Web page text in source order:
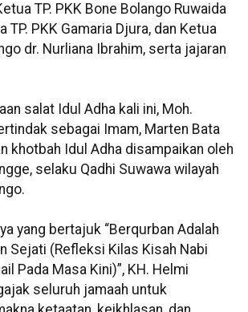
TP. PKK Bone Bolango Ruwaida
TP. PKK Gamaria Djura, dan Ketua
dr. Nurliana Ibrahim, serta jajaran
salat Idul Adha kali ini, Moh.
sebagai Imam, Marten Bata
khotbah Idul Adha disampaikan oleh
selaku Qadhi Suwawa wilayah
yang bertajuk “Berqurban Adalah
Sejati (Refleksi Kilas Kisah Nabi
Pada Masa Kini)”, KH. Helmi
seluruh jamaah untuk